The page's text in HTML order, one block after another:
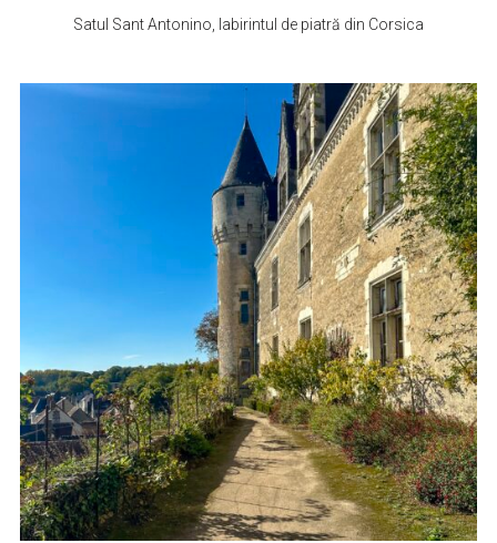
Satul Sant Antonino, labirintul de piatră din Corsica